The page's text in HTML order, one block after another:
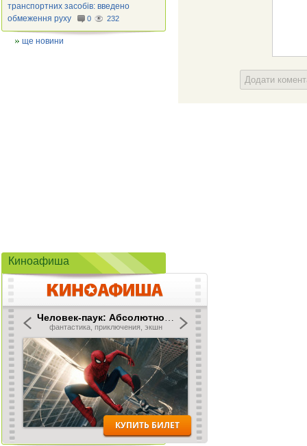
Додати
транспортних засобів: введено
обмеження руху
0 232
ще новини
Киноафиша